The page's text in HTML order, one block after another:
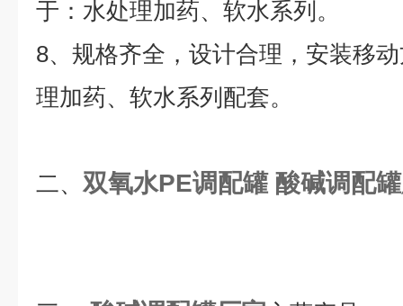
于：水处理加药、软水系列。
8、规格齐全，设计合理，安装移
理加药、软水系列配套。
二、 双氧水PE调配罐酸碱调配